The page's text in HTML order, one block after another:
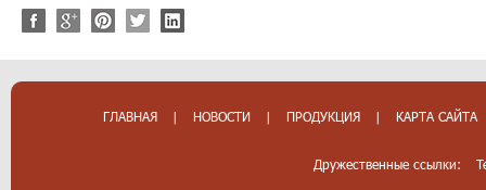
ГЛАВНАЯ | НОВОСТИ | ПРОДУКЦИЯ | КАРТА САЙТА
Дружественные ссылки: